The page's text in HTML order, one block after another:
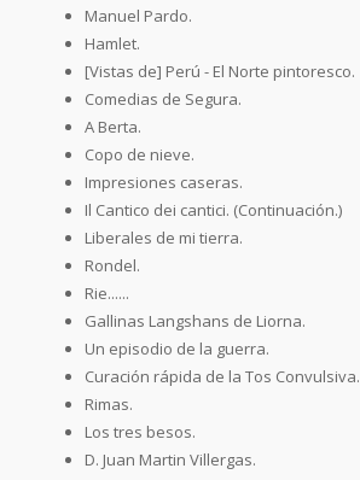
Manuel Pardo.
Hamlet.
[Vistas de] Perú - El Norte pintoresco.
Comedias de Segura.
A Berta.
Copo de nieve.
Impresiones caseras.
Il Cantico dei cantici. (Continuación.)
Liberales de mi tierra.
Rondel.
Rie......
Gallinas Langshans de Liorna.
Un episodio de la guerra.
Curación rápida de la Tos Convulsiva.
Rimas.
Los tres besos.
D. Juan Martin Villergas.